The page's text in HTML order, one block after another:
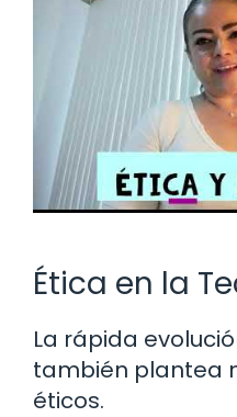
Ética en la
La rápida
también plantea
éticos.